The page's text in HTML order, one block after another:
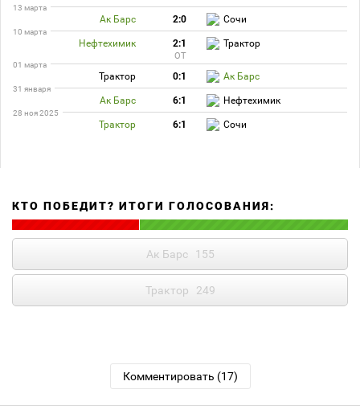
13 марта
Ак Барс 2:0 Сочи
10 марта
Нефтехимик 2:1 Трактор
ОТ
01 марта
Трактор 0:1 Ак Барс
31 января
Ак Барс 6:1 Нефтехимик
28 ноя 2025
Трактор 6:1 Сочи
КТО ПОБЕДИТ? ИТОГИ ГОЛОСОВАНИЯ:
Ак Барс 155
Трактор 249
Комментировать (17)